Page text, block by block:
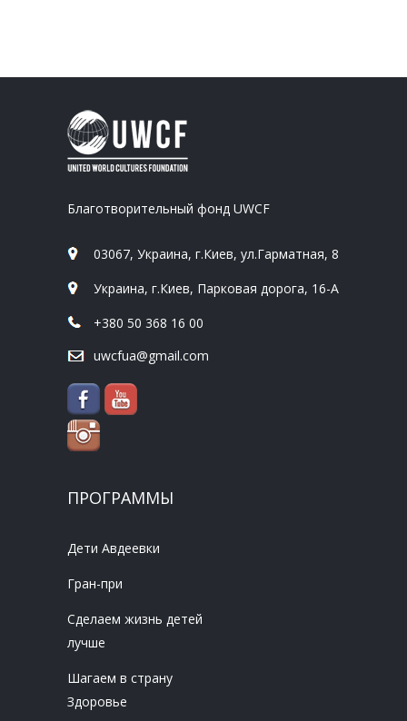
Благотворительный фонд UWCF
03067, Украина, г.Киев, ул.Гарматная, 8
Украина, г.Киев, Парковая дорога, 16-А
+380 50 368 16 00
uwcfua@gmail.com
ПРОГРАММЫ
Дети Авдеевки
Гран-при
Сделаем жизнь детей
лучше
Шагаем в страну
Здоровье